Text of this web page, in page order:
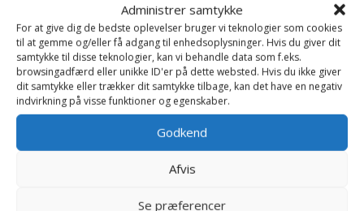
Administrer samtykke
For at give dig de bedste oplevelser bruger vi teknologier som cookies
til at gemme og/eller få adgang til enhedsoplysninger. Hvis du giver dit
samtykke til disse teknologier, kan vi behandle data som f.eks.
browsingadfærd eller unikke ID'er på dette websted. Hvis du ikke giver
dit samtykke eller trækker dit samtykke tilbage, kan det have en negativ
indvirkning på visse funktioner og egenskaber.
Godkend
Afvis
Se præferencer
Brug af hestedækken
Chipmærkning
Desinfektion
Dyreværnslov
Gødskning af græsmarker